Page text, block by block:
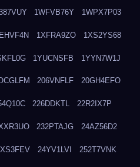
1WFVB76Y 1WPX7P03
1XFRA9ZO 1XS2YS68
1YUCNSFB 1YYN7W1J
206VNFLF 20GH4EFO
226DDKTL 22R2IX7P
232PTAJG 24AZ56D2
24YV1LVI 252T7VNK